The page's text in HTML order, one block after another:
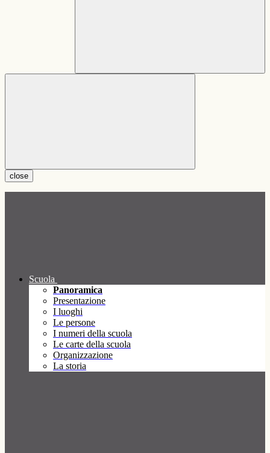
close
Scuola
Panoramica
Presentazione
I luoghi
Le persone
I numeri della scuola
Le carte della scuola
Organizzazione
La storia